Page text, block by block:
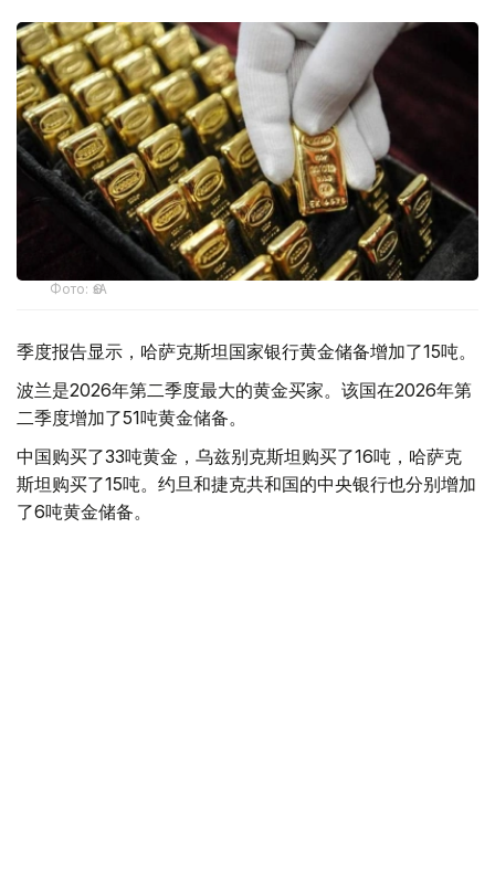
Фото: ӨзА
季度报告显示，哈萨克斯坦国家银行黄金储备增加了15吨。
波兰是2026年第二季度最大的黄金买家。该国在2026年第
二季度增加了51吨黄金储备。
中国购买了33吨黄金，乌兹别克斯坦购买了16吨，哈萨克
斯坦购买了15吨。约旦和捷克共和国的中央银行也分别增加
了6吨黄金储备。